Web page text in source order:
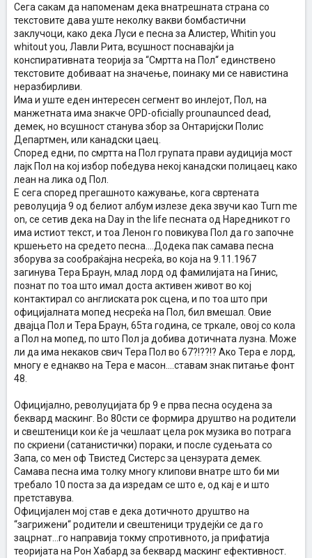
Сега сакам да напоменам дека внатрешната страна со
текстовите дава уште неколку вакви бомбастични
заклучоци, како дека Луси е песна за Алистер, Whitin you
whitout you, Лавли Рита, всушност поснавајќи ја
конспиративната теорија за “Смртта на Пол“ единствено
текстовите добиваат на значење, поинаку ми се навистина
неразбирливи.
Има и уште еден интересен сегмент во инлејот, Пол, на
манжетната има знакче OPD-oficially prounaunced dead,
демек, но всушност станува збор за Онтаријски Полис
Департмен, или канадски цаец.
Според едни, по смртта на Пол групата прави аудиција мост
лајк Пол на кој избор победува некој канадски полицаец како
леан на лика од Пол.
Е сега според прегашното кажување, кога свртената
револуција 9 од белиот албум излезе дека звучи као Turn me
on, се сетив дека на Day in the life песната од Наредникот го
има истиот текст, и тоа Ленон го повикува Пол да го започне
кршењето на средето песна....Додека пак самава песна
зборува за сообраќајна несреќа, во која на 9.11.1967
загинува Тера Браун, млад лорд од фамилијата на Гинис,
познат по тоа што имал доста активен живот во кој
контактирал со англиската рок сцена, и по тоа што при
официјалната мопед несреќа на Пол, бил вмешал. Овие
двајца Пол и Тера Браун, 65та година, се тркале, овој со кола
а Пол на мопед, по што Пол ја добива дотичната лузна. Може
ли да има некаков свич Тера Пол во 67?!??!? Ако Тера е лорд,
многу е еднакво на Тера е масон....ставам знак питање фонт
48.
Официјално, револуцијата бр 9 е прва песна осудена за
беквард маскинг. Во 80сти се формира друштво на родители
и свештеници кои ќе ја чешлаат цела рок музика во потрага
по скриени (сатанистички) пораки, и после судењата со
Запа, со мен оф Твистед Систерс за цензурата демек.
Самава песна има толку многу клипови внатре што би ми
требало 10 поста за да изредам се што е, од кај е и што
претставува.
Официјален мој став е дека дотичното друштво на
“загрижени“ родители и свештеници трудејќи се да го
зацрнат...го направија токму спротивното, ја прифатија
теоријата на Рон Хабард за беквард маскинг ефективност.